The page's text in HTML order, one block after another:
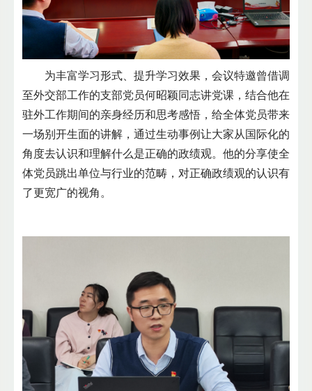
为丰富学习形式、提升学习效果，会议特邀曾借调
至外交部工作的支部党员何昭颖同志讲党课，结合他在
驻外工作期间的亲身经历和思考感悟，给全体党员带来
一场别开生面的讲解，通过生动事例让大家从国际化的
角度去认识和理解什么是正确的政绩观。他的分享使全
体党员跳出单位与行业的范畴，对正确政绩观的认识有
了更宽广的视角。